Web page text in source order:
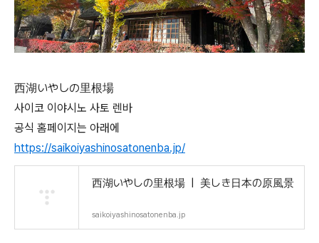
西湖いやしの里根場
사이코 이야시노 사토 렌바
공식 홈페이지는 아래에
https://saikoiyashinosatonenba.jp/
西湖いやしの里根場 | 美しき日本の原風景
saikoiyashinosatonenba.jp